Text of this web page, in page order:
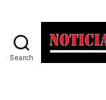
Search